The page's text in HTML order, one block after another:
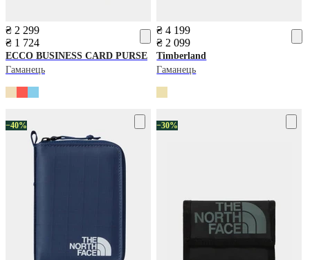
₴ 2 299
₴ 1 724
ECCO BUSINESS CARD PURSE
Гаманець
₴ 4 199
₴ 2 099
Timberland
Гаманець
−40% −30%